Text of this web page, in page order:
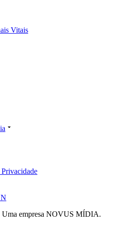
Vitais
empresa NOVUS MÍDIA.